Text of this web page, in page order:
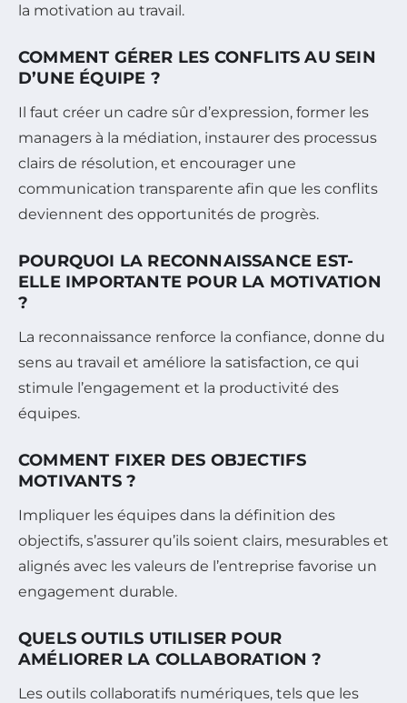
la motivation au travail.
COMMENT GÉRER LES CONFLITS AU SEIN
D’UNE ÉQUIPE ?
Il faut créer un cadre sûr d’expression, former les
managers à la médiation, instaurer des processus
clairs de résolution, et encourager une
communication transparente afin que les conflits
deviennent des opportunités de progrès.
POURQUOI LA RECONNAISSANCE EST-
ELLE IMPORTANTE POUR LA MOTIVATION
?
La reconnaissance renforce la confiance, donne du
sens au travail et améliore la satisfaction, ce qui
stimule l’engagement et la productivité des
équipes.
COMMENT FIXER DES OBJECTIFS
MOTIVANTS ?
Impliquer les équipes dans la définition des
objectifs, s’assurer qu’ils soient clairs, mesurables et
alignés avec les valeurs de l’entreprise favorise un
engagement durable.
QUELS OUTILS UTILISER POUR
AMÉLIORER LA COLLABORATION ?
Les outils collaboratifs numériques, tels que les